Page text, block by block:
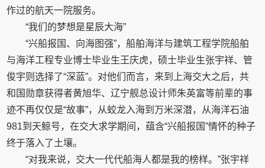
作过的航天一院服务。
“我们的梦想是星辰大海”
“兴船报国、向海图强”，船舶海洋与建筑工程学院船舶
与海洋工程专业博士毕业生王庆虎，硕士毕业生张宇祥、管
俊宇则选择了“深蓝”。对他们而言，来到上海交大之后，共
和国勋章获得者黄旭华、辽宁舰总设计师朱英富等前辈的事
迹不再仅仅是“故事”，从蛟龙入海到万米深潜，从海洋石油
981到天鲸号，在交大求学期间，蕴含“兴船报国”情怀的种子
终于落入了土壤。
“对我来说，交大一代代船海人都是我的榜样。”张宇祥